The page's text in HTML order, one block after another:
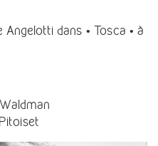
Angelotti dans • Tosca • à